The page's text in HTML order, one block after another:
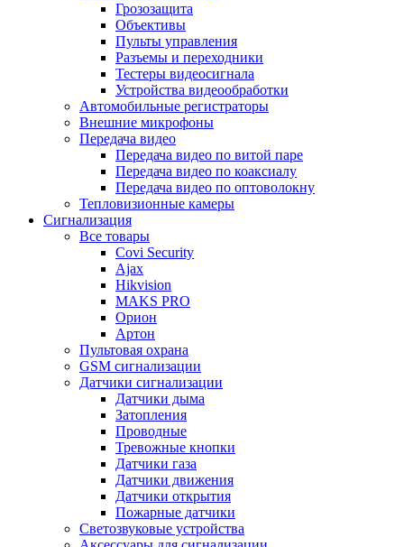
Грозозащита
Объективы
Пульты управления
Разъемы и переходники
Тестеры видеосигнала
Устройства видеообработки
Автомобильные регистраторы
Внешние микрофоны
Передача видео
Передача видео по витой паре
Передача видео по коаксиалу
Передача видео по оптоволокну
Тепловизионные камеры
Сигнализация
Все товары
Covi Security
Ajax
Hikvision
MAKS PRO
Орион
Артон
Пультовая охрана
GSM сигнализации
Датчики сигнализации
Датчики дыма
Затопления
Проводные
Тревожные кнопки
Датчики газа
Датчики движения
Датчики открытия
Пожарные датчики
Светозвуковые устройства